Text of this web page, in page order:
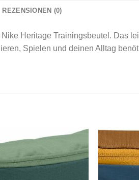
REZENSIONEN (0)
Heritage Trainingsbeutel. Das
Spielen und deinen Alltag
Add to
wishlist